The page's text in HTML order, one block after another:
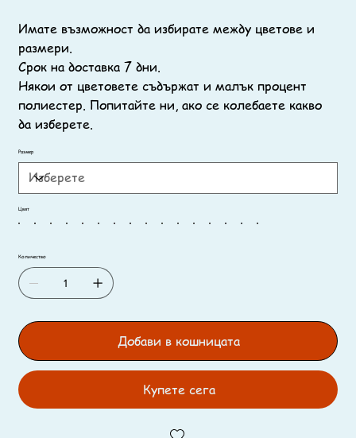
Имате възможност да избирате между цветове и
размери.
Срок на доставка 7 дни.
Някои от цветовете съдържат и малък процент
полиестер. Попитайте ни, ако се колебаете какво
да изберете.
Размер
Цвят
Количество
Добави в кошницата
Купете сега